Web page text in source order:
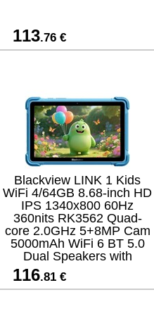
113.76 €
Blackview LINK 1 Kids
WiFi 4/64GB 8.68-inch HD
IPS 1340x800 60Hz
360nits RK3562 Quad-
core 2.0GHz 5+8MP Cam
5000mAh WiFi 6 BT 5.0
Dual Speakers with
Smart-K Support
Tempered Film Stylus Pen
Android 16
116.81 €